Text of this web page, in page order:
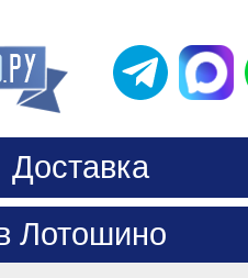
Доставка
Лотошино